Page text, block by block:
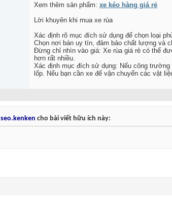
Xem thêm sản phẩm: xe kéo hàng giá rẻ
Lời khuyên khi mua xe rùa
Xác định rõ mục đích sử dụng để chọn loại
Chọn nơi bán uy tín, đảm bảo chất lượng và
Đừng chỉ nhìn vào giá: Xe rùa giá rẻ có thể
hơn rất nhiều.
Xác định mục đích sử dụng: Nếu công
lốp. Nếu bạn cần xe để vận chuyển các vật
seo.kenken cho bài viết hữu ích này: